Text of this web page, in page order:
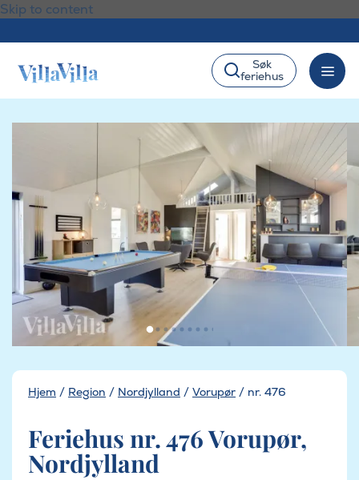
Skip to content
Søk
feriehus
Hjem / Region / Nordjylland / Vorupør / nr. 476
Feriehus nr. 476 Vorupør,
Nordjylland